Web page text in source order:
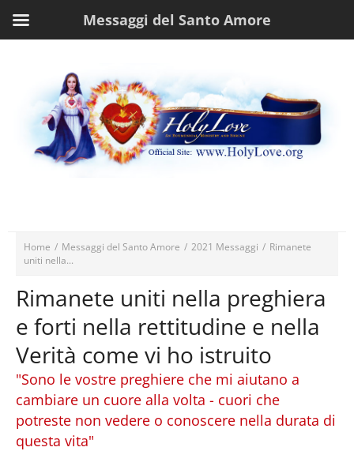
Home / Messaggi del Santo Amore / 2021 Messaggi / Rimanete
uniti nella...
Rimanete uniti nella preghiera
e forti nella rettitudine e nella
Verità come vi ho istruito
"Sono le vostre preghiere che mi aiutano a
cambiare un cuore alla volta - cuori che
potreste non vedere o conoscere nella durata di
questa vita"
Messaggi del Santo Amore